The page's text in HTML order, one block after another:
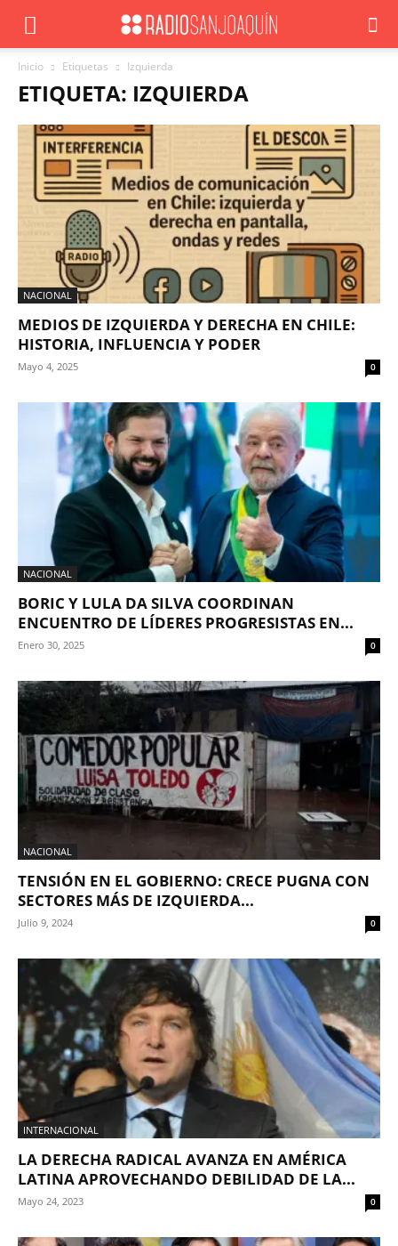
Inicio Etiquetas Izquierda
ETIQUETA: IZQUIERDA
NACIONAL
MEDIOS DE IZQUIERDA Y DERECHA EN CHILE:
HISTORIA, INFLUENCIA Y PODER
Mayo 4, 2025 0
NACIONAL
BORIC Y LULA DA SILVA COORDINAN
ENCUENTRO DE LÍDERES PROGRESISTAS EN...
Enero 30, 2025 0
NACIONAL
TENSIÓN EN EL GOBIERNO: CRECE PUGNA CON
SECTORES MÁS DE IZQUIERDA...
Julio 9, 2024 0
INTERNACIONAL
LA DERECHA RADICAL AVANZA EN AMÉRICA
LATINA APROVECHANDO DEBILIDAD DE LA...
Mayo 24, 2023 0